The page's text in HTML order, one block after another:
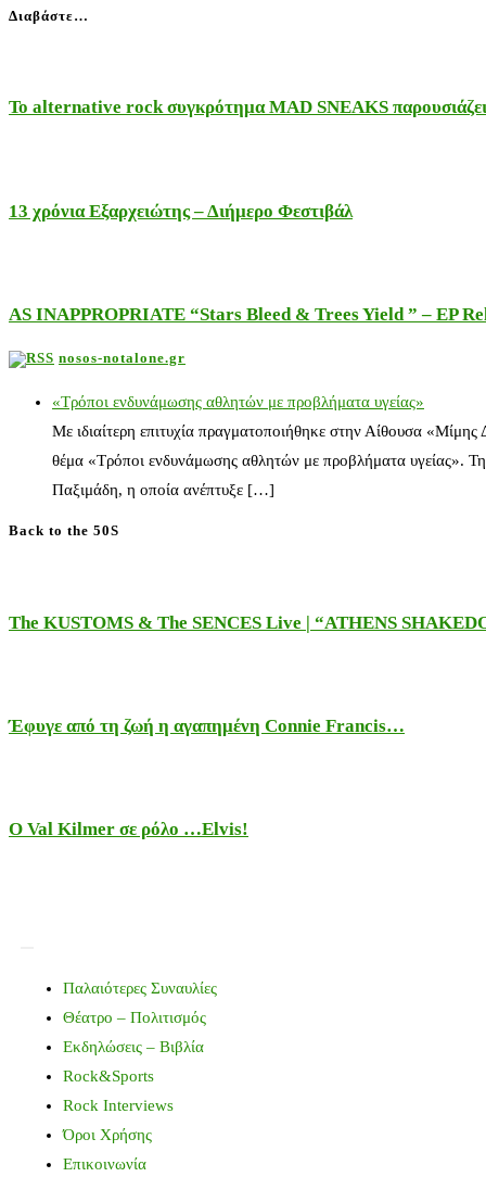
Διαβάστε…
Το alternative rock συγκρότημα MAD SNEAKS
13 χρόνια Εξαρχειώτης – Διήμερο Φεστιβάλ
AS INAPPROPRIATE “Stars Bleed & Trees Yield ” – EP
nosos-notalone.gr
«Τρόποι ενδυνάμωσης αθλητών με προβλήματα υγείας»
Με ιδιαίτερη επιτυχία πραγματοποιήθηκε στην Αίθουσα
θέμα «Τρόποι ενδυνάμωσης αθλητών με προβλήματα υγείας».
Παξιμάδη, η οποία ανέπτυξε […]
Back to the 50S
The KUSTOMS & The SENCES Live | “ATHENS
Έφυγε από τη ζωή η αγαπημένη Connie Francis…
Ο Val Kilmer σε ρόλο …Elvis!
Παλαιότερες Συναυλίες
Θέατρο – Πολιτισμός
Εκδηλώσεις – Βιβλία
Rock&Sports
Rock Interviews
Όροι Χρήσης
Επικοινωνία